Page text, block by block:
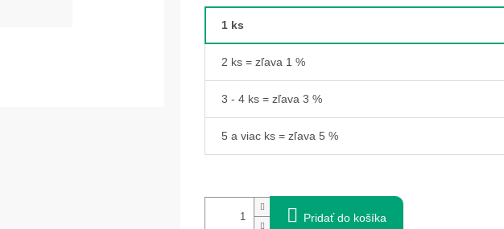
1 ks
2 ks = zľava 1 %
3 - 4 ks = zľava 3 %
5 a viac ks = zľava 5 %
Pridať do košíka